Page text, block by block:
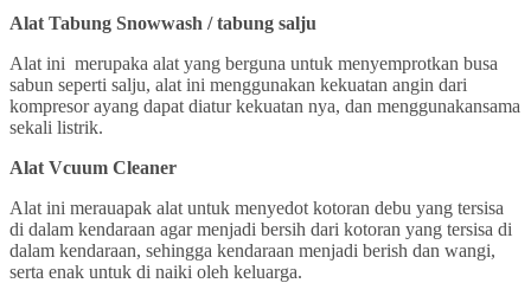
Alat Tabung Snowwash / tabung salju
Alat ini merupaka alat yang berguna untuk menyemprotkan busa
sabun seperti salju, alat ini menggunakan kekuatan angin dari
kompresor ayang dapat diatur kekuatan nya, dan menggunakansama
sekali listrik.
Alat Vcuum Cleaner
Alat ini merauapak alat untuk menyedot kotoran debu yang tersisa
di dalam kendaraan agar menjadi bersih dari kotoran yang tersisa di
dalam kendaraan, sehingga kendaraan menjadi berish dan wangi,
serta enak untuk di naiki oleh keluarga.